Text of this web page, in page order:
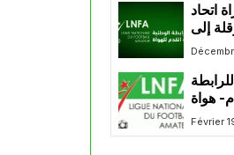
اتحاد
إلى
و هذا هو
هواة
و
و
Février